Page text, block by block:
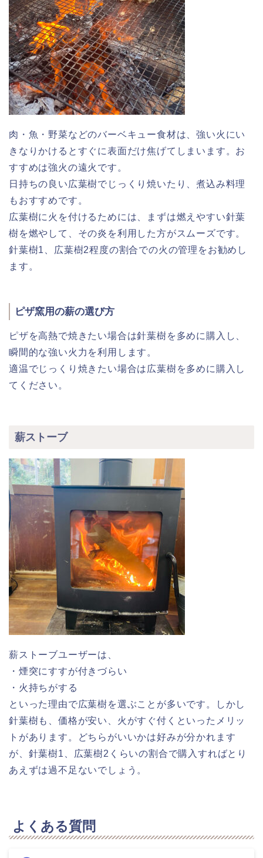
肉・魚・野菜などのバーベキュー食材は、強い火にい
きなりかけるとすぐに表面だけ焦げてしまいます。お
すすめは強火の遠火です。
日持ちの良い広葉樹でじっくり焼いたり、煮込み料理
もおすすめです。
広葉樹に火を付けるためには、まずは燃えやすい針葉
樹を燃やして、その炎を利用した方がスムーズです。
針葉樹1、広葉樹2程度の割合での火の管理をお勧めし
ます。
ピザ窯用の薪の選び方
ピザを高熱で焼きたい場合は針葉樹を多めに購入し、
瞬間的な強い火力を利用します。
適温でじっくり焼きたい場合は広葉樹を多めに購入し
てください。
薪ストーブ
薪ストーブユーザーは、
・煙突にすすが付きづらい
・火持ちがする
といった理由で広葉樹を選ぶことが多いです。しかし
針葉樹も、価格が安い、火がすぐ付くといったメリッ
トがあります。どちらがいいかは好みが分かれます
が、針葉樹1、広葉樹2くらいの割合で購入すればとり
あえずは過不足ないでしょう。
よくある質問